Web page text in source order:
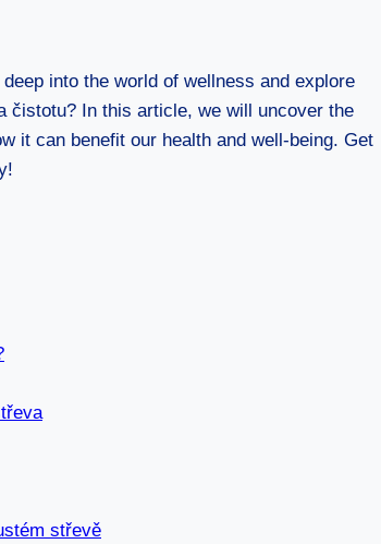
into the world of wellness and explore
čistotu? In this article, we will uncover the
it can benefit our health and well-being. Get
střevě